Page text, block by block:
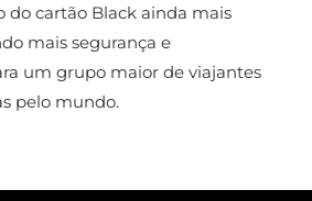
do cartão Black ainda mais
mais segurança e
um grupo maior de viajantes
pelo mundo.